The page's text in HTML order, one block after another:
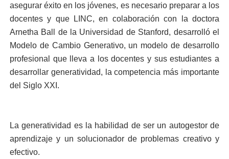
asegurar éxito en los jóvenes, es necesario preparar a los
docentes y que LINC, en colaboración con la doctora
Arnetha Ball de la Universidad de Stanford, desarrolló el
Modelo de Cambio Generativo, un modelo de desarrollo
profesional que lleva a los docentes y sus estudiantes a
desarrollar generatividad, la competencia más importante
del Siglo XXI.
La generatividad es la habilidad de ser un autogestor de
aprendizaje y un solucionador de problemas creativo y
efectivo.